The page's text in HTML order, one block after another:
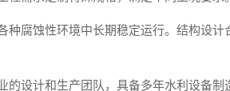
腐蚀性环境中长期稳定运行。结构设
设计和生产团队，具备多年水利设备